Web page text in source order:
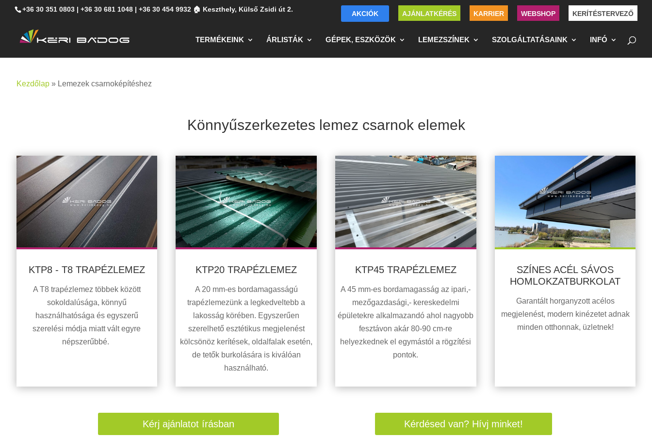
+36 30 351 0803 | +36 30 681 1048 | +36 30 454 9932 🏠 Keszthely, Külső Zsidi út 2.
AKCIÓK AJÁNLATKÉRÉS KARRIER WEBSHOP KERÍTÉSTERVEZŐ
TERMÉKEINK ÁRLISTÁK GÉPEK, ESZKÖZÖK LEMEZSZÍNEK SZOLGÁLTATÁSAINK INFÓ
Kezdőlap» Lemezek csarnoképítéshez
Könnyűszerkezetes lemez csarnok elemek
KTP8 - T8 TRAPÉZLEMEZ
A T8 trapézlemez többek között
sokoldalúsága, könnyű
használhatósága és egyszerű
szerelési módja miatt vált egyre
népszerűbbé.
KTP20 TRAPÉZLEMEZ
A 20 mm-es bordamagasságú
trapézlemezünk a legkedveltebb a
lakosság körében. Egyszerűen
szerelhető esztétikus megjelenést
kölcsönöz kerítések, oldalfalak esetén,
de tetők burkolására is kiválóan
használható.
KTP45 TRAPÉZLEMEZ
A 45 mm-es bordamagasság az ipari,-
mezőgazdasági,- kereskedelmi
épületekre alkalmazandó ahol nagyobb
fesztávon akár 80-90 cm-re
helyezkednek el egymástól a rögzítési
pontok.
SZÍNES ACÉL SÁVOS
HOMLOKZATBURKOLAT
Garantált horganyzott acélos
megjelenést, modern kinézetet adnak
minden otthonnak, üzletnek!
Kérj ajánlatot írásban Kérdésed van? Hívj minket!